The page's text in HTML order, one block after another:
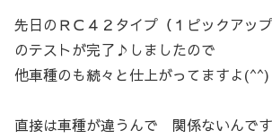
先日のＲＣ４２タイプ（１ピックアッ
のテストが完了♪しましたので
他車種のも続々と仕上がってますよ(^^)
直接は車種が違うんで 関係ないんです